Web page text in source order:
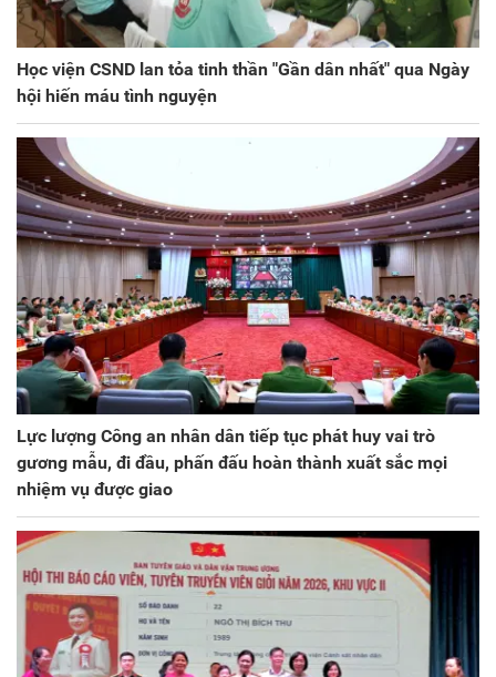
Học viện CSND lan tỏa tinh thần "Gần dân nhất" qua Ngày
hội hiến máu tình nguyện
Lực lượng Công an nhân dân tiếp tục phát huy vai trò
gương mẫu, đi đầu, phấn đấu hoàn thành xuất sắc mọi
nhiệm vụ được giao